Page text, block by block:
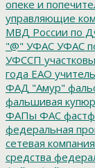
опеке и
управляющие
МВД России по
"@" УФАС УФАС
УФССП
года ЕАО
ФАД "Амур"
фальшивая
ФАПы ФАС
федеральная
сетевая компания
средства